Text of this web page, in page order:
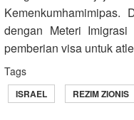
dengan Meteri
pemberian visa untuk
Tags
ISRAEL REZIM ZIONIS